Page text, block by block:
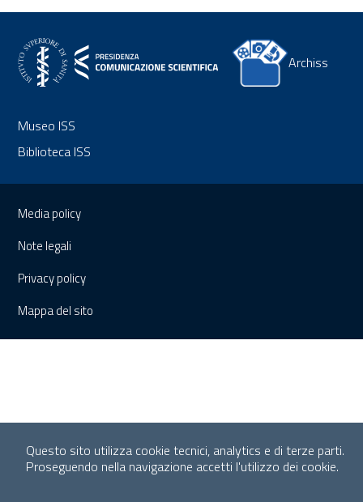
Archiss
Museo ISS
Biblioteca ISS
Media policy
Note legali
Privacy policy
Mappa del sito
Questo sito utilizza cookie tecnici, analytics e di terze parti.
Proseguendo nella navigazione accetti l'utilizzo dei cookie.